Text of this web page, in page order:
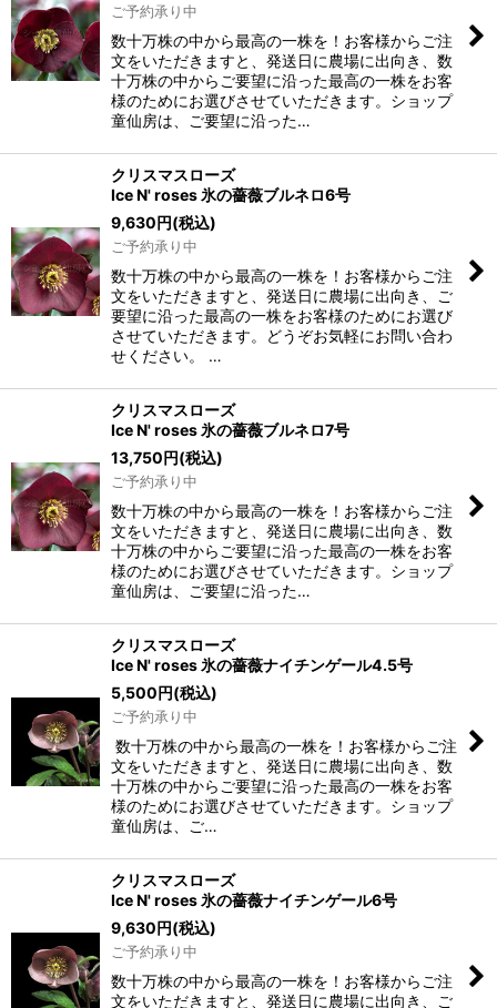
ご予約承り中
数十万株の中から最高の一株を！お客様からご注
文をいただきますと、発送日に農場に出向き、数
十万株の中からご要望に沿った最高の一株をお客
様のためにお選びさせていただきます。ショップ
童仙房は、ご要望に沿った…
クリスマスローズ
Ice N' roses 氷の薔薇ブルネロ6号
9,630円(税込)
ご予約承り中
数十万株の中から最高の一株を！お客様からご注
文をいただきますと、発送日に農場に出向き、ご
要望に沿った最高の一株をお客様のためにお選び
させていただきます。どうぞお気軽にお問い合わ
せください。 …
クリスマスローズ
Ice N' roses 氷の薔薇ブルネロ7号
13,750円(税込)
ご予約承り中
数十万株の中から最高の一株を！お客様からご注
文をいただきますと、発送日に農場に出向き、数
十万株の中からご要望に沿った最高の一株をお客
様のためにお選びさせていただきます。ショップ
童仙房は、ご要望に沿った…
クリスマスローズ
Ice N' roses 氷の薔薇ナイチンゲール4.5号
5,500円(税込)
ご予約承り中
数十万株の中から最高の一株を！お客様からご注
文をいただきますと、発送日に農場に出向き、数
十万株の中からご要望に沿った最高の一株をお客
様のためにお選びさせていただきます。ショップ
童仙房は、ご…
クリスマスローズ
Ice N' roses 氷の薔薇ナイチンゲール6号
9,630円(税込)
ご予約承り中
数十万株の中から最高の一株を！お客様からご注
文をいただきますと、発送日に農場に出向き、ご